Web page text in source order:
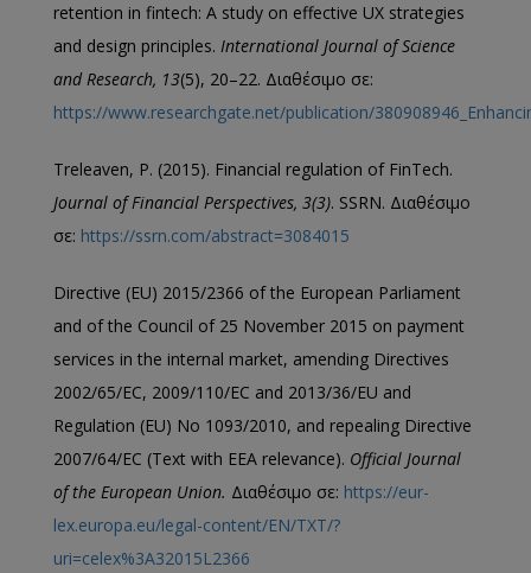
retention in fintech: A study on effective UX strategies
and design principles. International Journal of Science
and Research, 13(5), 20–22. Διαθέσιμο σε:
https://www.researchgate.net/publication/
Treleaven, P. (2015). Financial regulation of FinTech.
Journal of Financial Perspectives, 3(3). SSRN. Διαθέσιμο
σε: https://ssrn.com/abstract=3084015
Directive (EU) 2015/2366 of the European Parliament
and of the Council of 25 November 2015 on payment
services in the internal market, amending Directives
2002/65/EC, 2009/110/EC and 2013/36/EU and
Regulation (EU) No 1093/2010, and repealing Directive
2007/64/EC (Text with EEA relevance). Official Journal
of the European Union. Διαθέσιμο σε: https://eur-
lex.europa.eu/legal-content/EN/TXT/?
uri=celex%3A32015L2366